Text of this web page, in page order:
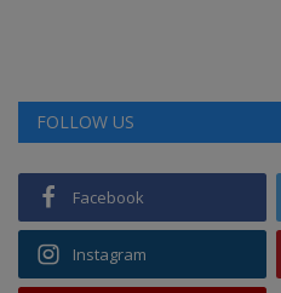
FOLLOW US
Facebook
Instagram